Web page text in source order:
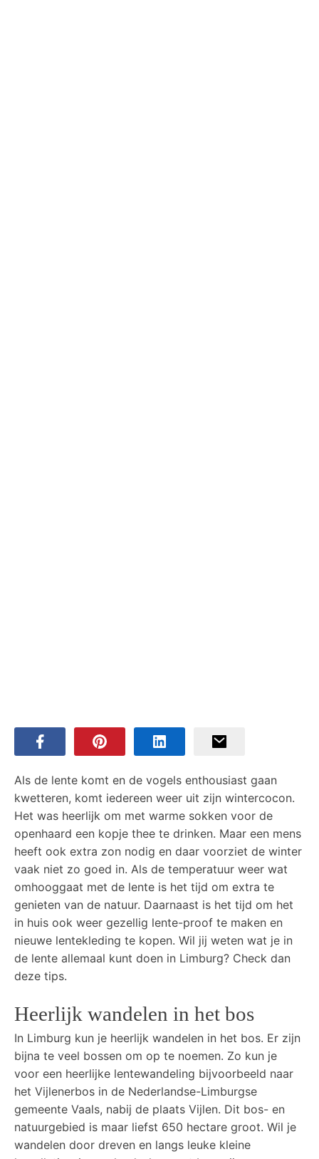
Als de lente komt en de vogels enthousiast gaan
kwetteren, komt iedereen weer uit zijn wintercocon.
Het was heerlijk om met warme sokken voor de
openhaard een kopje thee te drinken. Maar een mens
heeft ook extra zon nodig en daar voorziet de winter
vaak niet zo goed in. Als de temperatuur weer wat
omhooggaat met de lente is het tijd om extra te
genieten van de natuur. Daarnaast is het tijd om het
in huis ook weer gezellig lente-proof te maken en
nieuwe lentekleding te kopen. Wil jij weten wat je in
de lente allemaal kunt doen in Limburg? Check dan
deze tips.
Heerlijk wandelen in het bos
In Limburg kun je heerlijk wandelen in het bos. Er zijn
bijna te veel bossen om op te noemen. Zo kun je
voor een heerlijke lentewandeling bijvoorbeeld naar
het Vijlenerbos in de Nederlandse-Limburgse
gemeente Vaals, nabij de plaats Vijlen. Dit bos- en
natuurgebied is maar liefst 650 hectare groot. Wil je
wandelen door dreven en langs leuke kleine